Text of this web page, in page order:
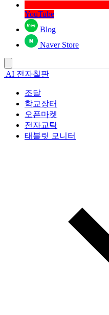
YouTube
Blog
Naver Store
AI 전자칠판
조달
학교장터
오픈마켓
전자교탁
태블릿 모니터